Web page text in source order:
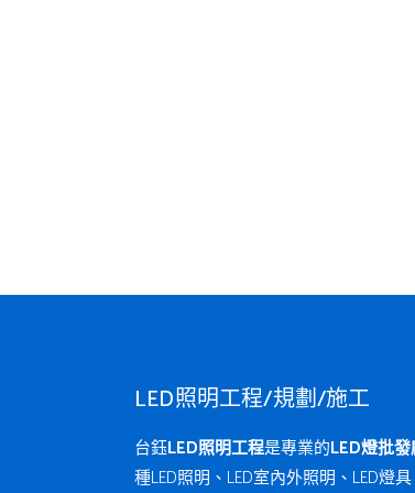
LED照明工程/規劃/施工
台鈺LED照明工程是專業的LED燈批
種LED照明、LED室內外照明、LED燈具